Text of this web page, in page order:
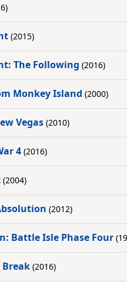
(2015)
The Following (2016)
Monkey Island (2000)
Vegas (2010)
4 (2016)
(2004)
(2012)
Battle Isle Phase Four
(2016)